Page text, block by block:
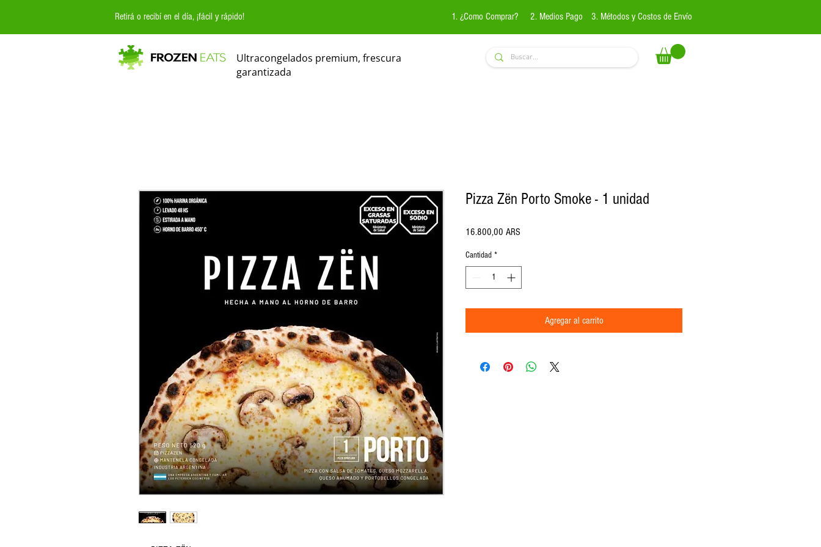
Retirá o recibí en el día, ¡fácil y rápido! 1. ¿Como Comprar? 2. Medios Pago 3. Métodos y Costos de Envío
Ultracongelados premium, frescura
garantizada
Pizza Zën Porto Smoke - 1 unidad
16.800,00 ARS
Cantidad *
Agregar al carrito